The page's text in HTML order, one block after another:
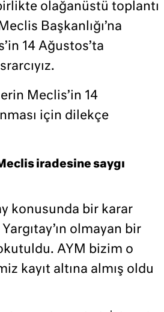
olağanüstü toplantı
Başkanlığı’na
14 Ağustos’ta
Meclis’in 14
için dilekçe
iradesine saygı
konusunda bir karar
olmayan bir
AYM bizim o
kayıt altına almış oldu